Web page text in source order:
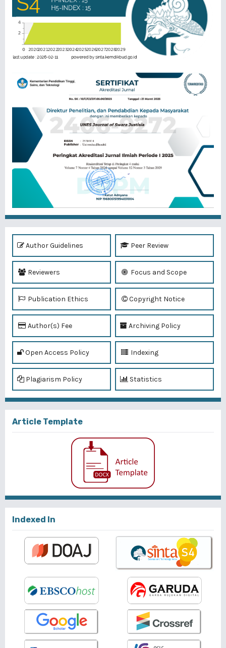
Author Guidelines Peer Review
Reviewers Focus and Scope
Publication Ethics Copyright Notice
Author(s) Fee Archiving Policy
Open Access Policy Indexing
Plagiarism Policy Statistics
Article Template
Indexed In